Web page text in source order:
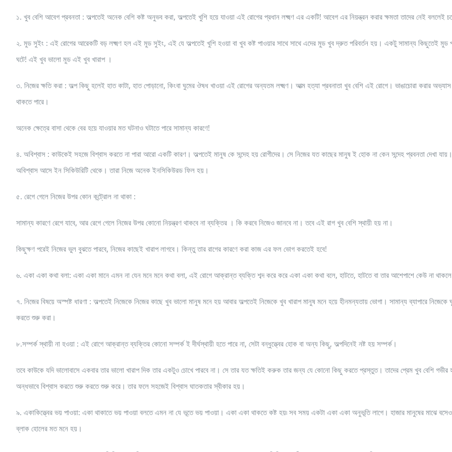
১. খুব বেশি আবেগ প্রবনতা : অল্পতেই অনেক বেশি কষ্ট অনুভব করা, অল্পতেই খুশি হয়ে যাওয়া এই রোগের প্রধান লক্ষ্মণ এর একটি! আবেগ এর নিয়ন্ত্রন করার ক্ষমতা তাদের নেই বললেই
২. মুড সুইং : এই রোগের আরেকটি বড় লক্ষ্মণ হল এই মুড সুইং, এই যে অল্পতেই খুশি হওয়া বা খুব কষ্ট পাওয়ার সাথে সাথে এদের মুড খুব দ্রুত পরিবর্তন হয়। একটু সামান্য কিছুতেই মুড
ঘটে! এই খুব ভালো মুড এই খুব খারাপ ।
৩. নিজের ক্ষতি করা : অল্প কিছু হলেই হাত কাটা, হাত পোড়ানো, কিংবা ঘুমের ঔষধ খাওয়া এই রোগের অন্যতম লক্ষ্মণ। আত্ম হত্যা প্রবনাতা খুব বেশি এই রোগে। ভাঙাচোরা করার
থাকতে পারে।
অনেক ক্ষেত্রে বাসা থেকে বের হয়ে যাওয়ার মত ঘটনাও ঘটাতে পারে সামান্য কারণে!
৪. অবিশ্বাস : কাউকেই সহজে বিশ্বাস করতে না পারা আরো একটি কারণ। অল্পতেই মানুষ কে সন্দেহ হয় রোগীদের। সে নিজের যত কাছের মানুষ ই হোক না কেন সন্দেহ প্রবনতা দেখা
অবিশ্বাস আসে ইন সিকিউরিটি থেকে। তারা নিজে অনেক ইনসিকিউরড ফিল হয়।
৫. রেগে গেলে নিজের উপর কোন কন্ট্রোল না থাকা :
সামান্য কারণে রেগে যাবে, আর রেগে গেলে নিজের উপর কোনো নিয়ন্ত্রণ থাকবে না ব্যক্তির । কি করবে নিজেও জানবে না। তবে এই রাগ খুব বেশি স্থায়ী হয় না।
কিছুক্ষণ পরেই নিজের ভুল বুঝতে পারবে, নিজের কাছেই খারাপ লাগবে। কিন্তু তার রাগের কারণে করা কাজ এর ফল ভোগ করতেই হবে!
৬. একা একা কথা বলা: একা একা মানে এমন না যেন মনে মনে কথা বলা, এই রোগে আক্রান্ত ব্যক্তি শব্দ করে করে একা একা কথা বলে, হাটতে, হাটতে বা তার আশেপাশে কেউ না
৭. নিজের বিষয়ে অস্পষ্ট ধারণা : অল্পতেই নিজেকে নিজের কাছে খুব ভালো মানুষ মনে হয় আবার অল্পতেই নিজেকে খুব খারাপ মানুষ মনে হয়ে হীনমন্যতায় ভোগা। সামান্য ব্যাপারে নিজেকে
করতে শুরু করা।
৮.সম্পর্ক স্থায়ী না হওয়া : এই রোগে আক্রান্ত ব্যক্তির কোনো সম্পর্ক ই দীর্ঘস্থায়ী হতে পারে না, সেটা বন্ধুত্ত্বের হোক বা অন্য কিছু, অল্পদিনেই নষ্ট হয় সম্পর্ক।
তবে কাউকে যদি ভালোবাসে একবার তার ভালো খারাপ দিক তার একটুও চোখে পারবে না। সে তার যত ক্ষতিই করুক তার জন্য যে কোনো কিছু করতে প্রস্তুত। তাদের প্রেম খুব বেশি গভীর
অন্ধভাবে বিশ্বাস করতে শুরু করতে শুরু করে। তার ফলে সহজেই বিশ্বাস ঘাতকতার স্বীকার হয়।
৯. একাকিত্ত্বের ভয় পাওয়া: একা থাকাতে ভয় পাওয়া বলতে এমন না যে ভূতে ভয় পাওয়া। একা একা থাকতে কষ্ট হয়৷ সব সময় একটা একা একা অনুভূতি লাগে। হাজার মানুষের মাঝে
ব্লাক হোলের মত মনে হয়।